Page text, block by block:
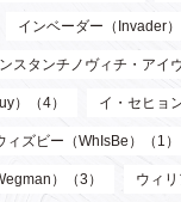
インベーダー（Invader）
スタンチノヴィチ・アイ
）（4） イ・セヒョ
ィズビー（WhIsBe）（1）
）（3） ウィリ